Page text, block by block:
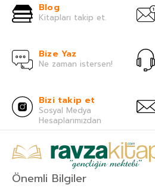
Blog
Kitapları takip et.
Bize Yaz
Ne zaman istersen!
Bizi takip et
Sosyal Medya
Hesaplarımızdan
Önemli Bilgiler